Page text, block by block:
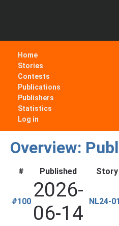
Home
Stories
Contests
Publications
Publishers
Statistics
Log in
Overview:
# Published Story
#100 2026-
06-14
NL24-